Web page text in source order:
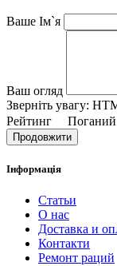
Ваше Ім`я
Ваш огляд
Зверніть увагу:
Рейтинг Поганий
Продовжити
Інформація
Статьи
О нас
Доставка и
Контакти
Ремонт раций